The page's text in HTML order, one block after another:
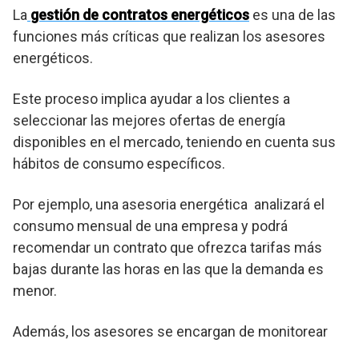
La gestión de contratos energéticos es una de las
funciones más críticas que realizan los asesores
energéticos.
Este proceso implica ayudar a los clientes a
seleccionar las mejores ofertas de energía
disponibles en el mercado, teniendo en cuenta sus
hábitos de consumo específicos.
Por ejemplo, una asesoria energética analizará el
consumo mensual de una empresa y podrá
recomendar un contrato que ofrezca tarifas más
bajas durante las horas en las que la demanda es
menor.
Además, los asesores se encargan de monitorear